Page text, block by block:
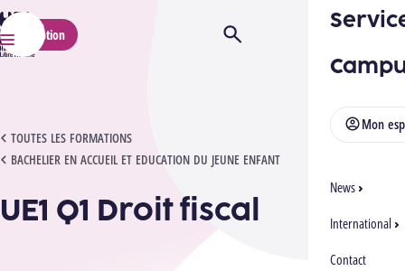
HELMo
Menu
Mon
News
International
Contact
Inscription Ouvrir/Fermer la recherche
TOUTES LES FORMATIONS
BACHELIER EN ACCUEIL ET EDUCATION DU JEUNE ENFANT
UE1 Q1 DROIT FISCAL
UE1 Q1 Droit fiscal